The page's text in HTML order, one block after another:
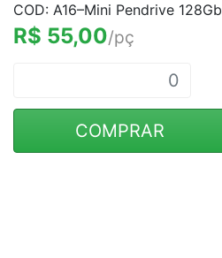
COD: A16–Mini Pendrive 128Gb
R$ 55,00/pç
COMPRAR